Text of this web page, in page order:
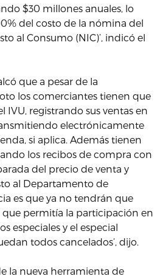
$30 millones anuales, lo
del costo de la nómina del
al Consumo (NIC)’, indicó el
que a pesar de la
los comerciantes tienen que
registrando sus ventas en
electrónicamente
si aplica. Además tienen
los recibos de compra con
del precio de venta y
al Departamento de
es que ya no tendrán que
permitía la participación en
especiales y el especial
todos cancelados’, dijo.
la nueva herramienta de